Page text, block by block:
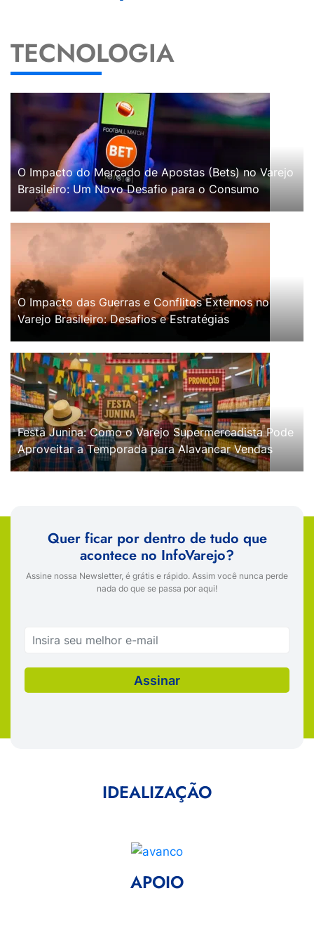
TECNOLOGIA
O Impacto do Mercado de Apostas (Bets) no Varejo
Brasileiro: Um Novo Desafio para o Consumo
O Impacto das Guerras e Conflitos Externos no
Varejo Brasileiro: Desafios e Estratégias
Festa Junina: Como o Varejo Supermercadista Pode
Aproveitar a Temporada para Alavancar Vendas
Quer ficar por dentro de tudo que
acontece no InfoVarejo?
Assine nossa Newsletter, é grátis e rápido. Assim você nunca perde
nada do que se passa por aqui!
IDEALIZAÇÃO
APOIO